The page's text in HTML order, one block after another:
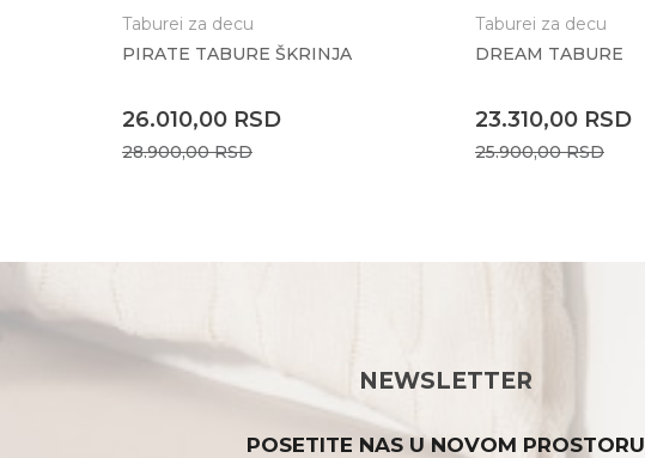
Taburei za decu
PIRATE TABURE ŠKRINJA
26.010,00 RSD
28.900,00RSD
Taburei za decu
DREAM TABURE
23.310,00 RSD
25.900,00RSD
NEWSLETTER
POSETITE NAS U NOVOM PROSTORU